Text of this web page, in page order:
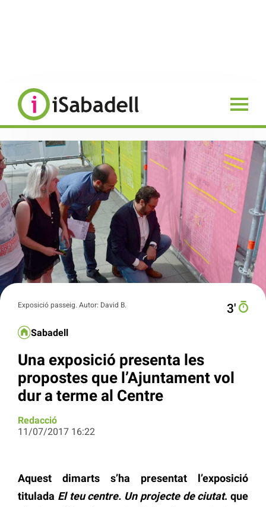
Exposició passeig. Autor: David B. 3′
Sabadell
Una exposició presenta les
propostes que l’Ajuntament vol
dur a terme al Centre
Redacció
11/07/2017 16:22
Aquest dimarts s’ha presentat l’exposició
titulada El teu centre. Un projecte de ciutat. que